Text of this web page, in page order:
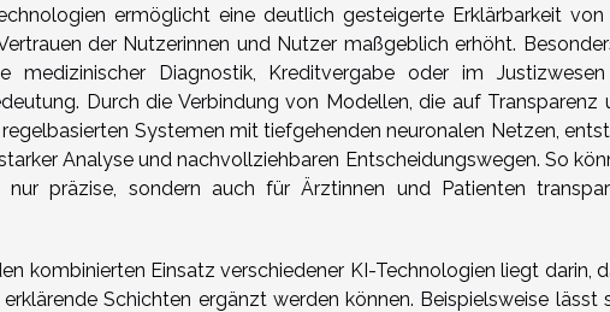
ermöglicht eine deutlich gesteigerte Erklärbarkeit von
der Nutzerinnen und Nutzer maßgeblich erhöht.
medizinischer Diagnostik, Kreditvergabe oder im
Durch die Verbindung von Modellen, die auf Transparenz
Systemen mit tiefgehenden neuronalen Netzen,
Analyse und nachvollziehbaren Entscheidungswegen. So
präzise, sondern auch für Ärztinnen und Patienten
kombinierten Einsatz verschiedener KI-Technologien liegt darin,
Schichten ergänzt werden können. Beispielsweise lässt